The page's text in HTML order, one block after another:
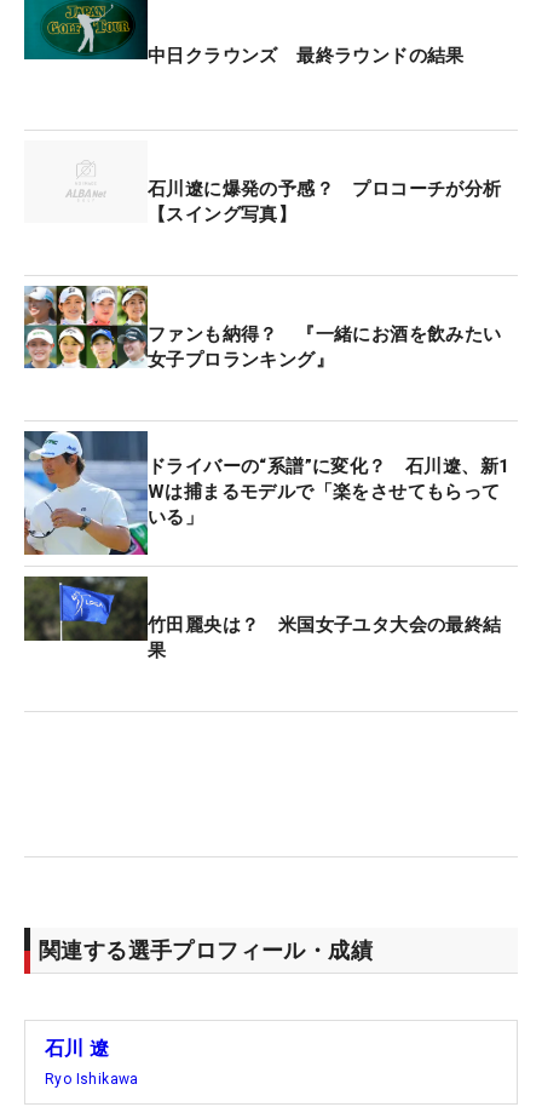
中日クラウンズ 最終ラウンドの結果
石川遼に爆発の予感？ プロコーチが分析
【スイング写真】
ファンも納得？ 『一緒にお酒を飲みたい
女子プロランキング』
ドライバーの“系譜”に変化？ 石川遼、新1
Wは捕まるモデルで「楽をさせてもらって
いる」
竹田麗央は？ 米国女子ユタ大会の最終結
果
関連する選手プロフィール・成績
石川 遼
Ryo Ishikawa